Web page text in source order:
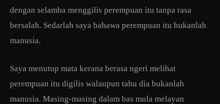
dengan selamba menggilis perempuan itu tanpa rasa
bersalah. Sedarlah saya bahawa perempuan itu bukanlah
manusia.
Saya menutup mata kerana berasa ngeri melihat
perempuan itu digilis walaupun tahu dia bukanlah
manusia. Masing-masing dalam bas mula melayan